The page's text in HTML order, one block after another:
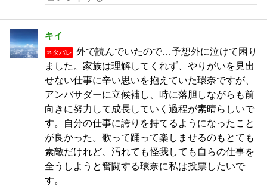
キイ
ネタバレ
外で読んでいたので…予想外に泣けて困り
ました。家族は理解してくれず、やりがいを見出
せない仕事に辛い思いを抱えていた環奈ですが、
アンバサダーに立候補し、時に落胆しながらも前
向きに努力して成長していく過程が素晴らしいで
す。自分の仕事に誇りを持てるようになったこと
が良かった。歌って踊って楽しませるのもとても
素敵だけれど、汚れても怪我しても自らの仕事を
全うしようと奮闘する環奈に私は投票したいで
す。